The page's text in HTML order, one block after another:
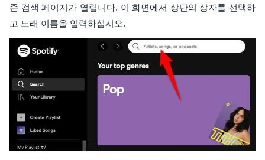
준 검색 페이지가 열립니다. 이 화면에서 상단의 상자를 선택하
고 노래 이름을 입력하십시오.